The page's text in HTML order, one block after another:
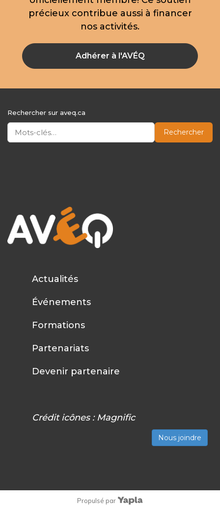
précieux contribue aussi à financer
nos activités.
Adhérer à l'AVÉQ
Rechercher sur aveq.ca
Rechercher
Actualités
Événements
Formations
Partenariats
Devenir partenaire
Crédit icônes : Magnific
Nous joindre
Propulsé par